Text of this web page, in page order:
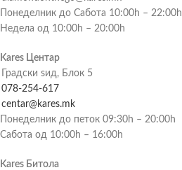
Понеделник до Сабота 10:00h – 22:00h
Недела од 10:00h – 20:00h
Kares Центар
Градски ѕид, Блок 5
078-254-617
centar@kares.mk
Понеделник до петок 09:30h – 20:00h
Сабота од 10:00h – 16:00h
Kares Битола